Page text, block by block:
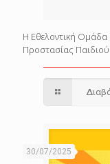
Η Εθελοντική
Προστασίας Παιδιού
30/07/2025